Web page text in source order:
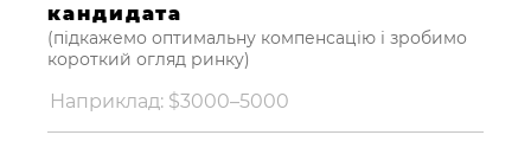
кандидата
(підкажемо оптимальну компенсацію і зробимо
короткий огляд ринку)